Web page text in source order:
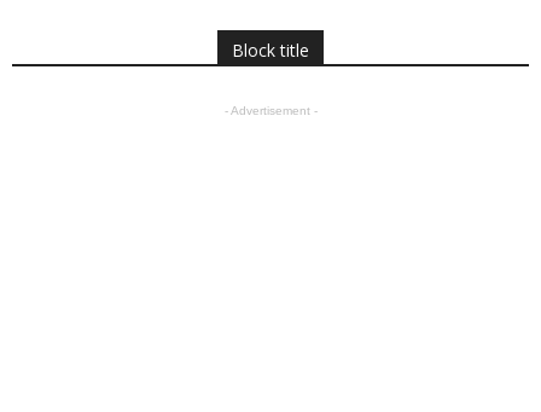
Block title
- Advertisement -